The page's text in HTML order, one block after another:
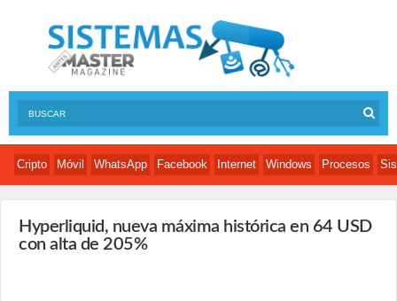
Cripto Móvil WhatsApp Facebook Internet Windows Procesos
Hyperliquid, nueva máxima histórica en 64 USD
con alta de 205%